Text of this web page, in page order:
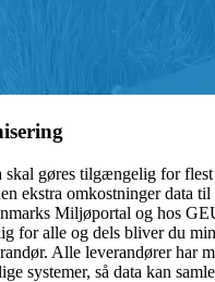
skal gøres tilgængelig for
ekstra omkostninger data
Miljøportal og hos
for alle og dels bliver du
Alle leverandører har
systemer, så data kan